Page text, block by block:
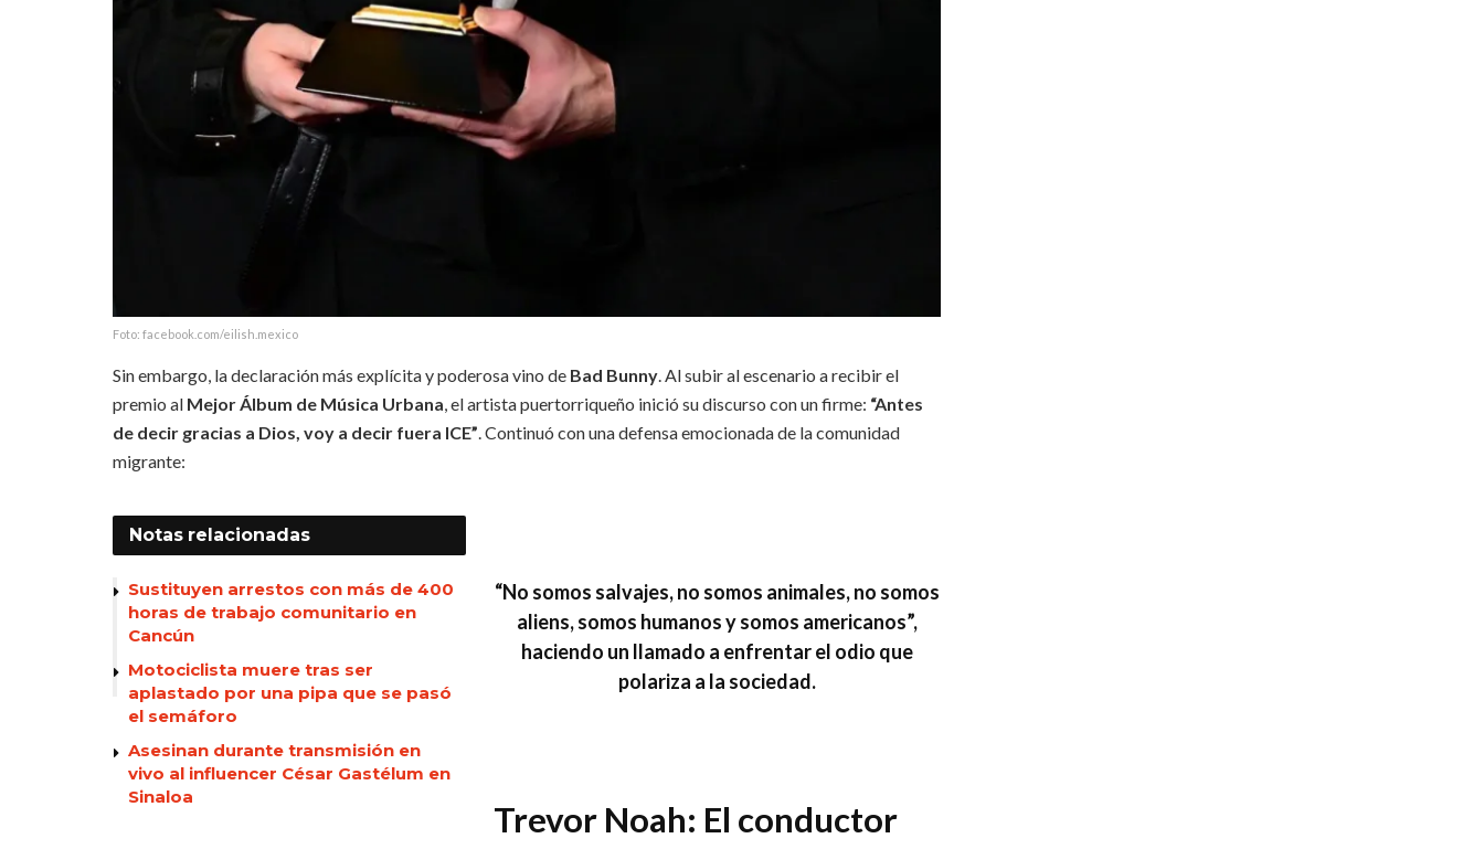
Foto: facebook.com/eilish.mexico
Sin embargo, la declaración más explícita y poderosa vino de Bad Bunny . Al subir al escenario a recibir el
premio al Mejor Álbum de Música Urbana , el artista puertorriqueño inició su discurso con un firme: “Antes
de decir gracias a Dios, voy a decir fuera ICE” . Continuó con una defensa emocionada de la comunidad
migrante:
Notas relacionadas
Sustituyen arrestos con más de 400
horas de trabajo comunitario en
Cancún
Motociclista muere tras ser
aplastado por una pipa que se pasó
el semáforo
Asesinan durante transmisión en
vivo al influencer César Gastélum en
Sinaloa
“No somos salvajes, no somos animales, no somos
aliens, somos humanos y somos americanos”,
haciendo un llamado a enfrentar el odio que
polariza a la sociedad.
Trevor Noah: El conductor